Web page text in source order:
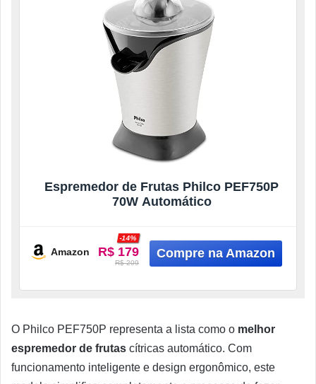
Espremedor de Frutas Philco PEF750P
70W Automático
Amazon R$ 179
-14%
R$ 209
O Philco PEF750P representa a lista como o melhor
espremedor de frutas cítricas automático. Com
funcionamento inteligente e design ergonômico, este